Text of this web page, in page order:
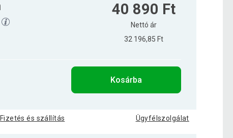
40 890 Ft
Nettó ár
32 196,85 Ft
Kosárba
Fizetés és szállítás Ügyfélszolgálat